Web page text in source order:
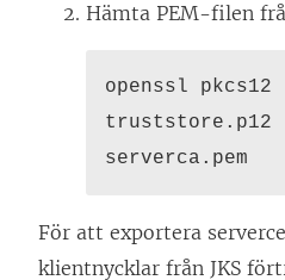
Hämta PEM-filen
openssl
truststore.p12
serverca.pem
För att exportera
klientnycklar från JKS